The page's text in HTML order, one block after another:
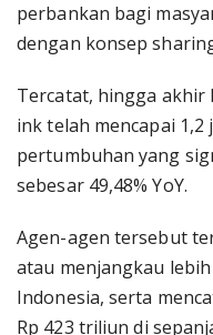
perbankan bagi
dengan konsep
Tercatat, hingga akhir
ink telah mencapai
pertumbuhan yang
sebesar 49,48% YoY.
Agen-agen tersebut
atau menjangkau
Indonesia, serta
Rp 423 triliun di